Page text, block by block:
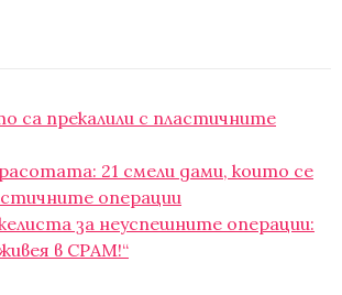
са прекалили с пластичните
21 смели дами, които се
операции
за неуспешните операции:
в СРАМ!“